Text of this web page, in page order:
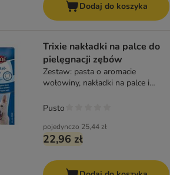
Dodaj do koszyka
Trixie nakładki na palce do
pielęgnacji zębów
Zestaw: pasta o aromacie
wołowiny, nakładki na palce i
pojedynczo 25,44 zł
22,96 zł
Pusto